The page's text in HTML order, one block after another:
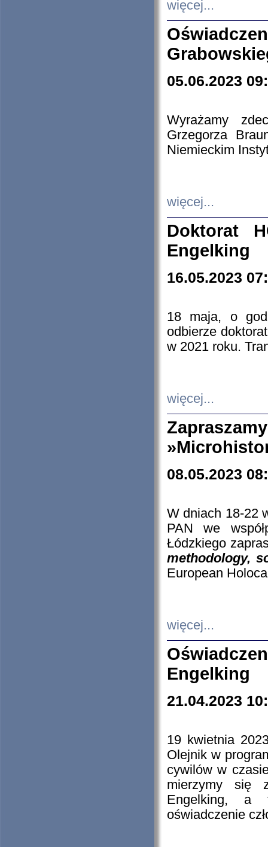
więcej...
05.06.2023
Wyrażamy
Grzegorza
Niemieckim
więcej...
Doktorat
Engelking
16.05.2023
18 maja, o
odbierze
w 2021 roku.
więcej...
08.05.2023
W dniach 18-22
PAN we
Łódzkiego
methodology,
European
więcej...
Engelking
21.04.2023
19 kwietnia
Olejnik w
cywilów w
mierzymy się
Engelking, a
oświadczenie